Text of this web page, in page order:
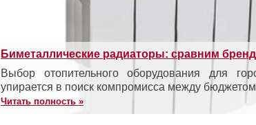
Биметаллические радиаторы: сравним
Выбор отопительного оборудования для
упирается в поиск компромисса между
Читать полность »